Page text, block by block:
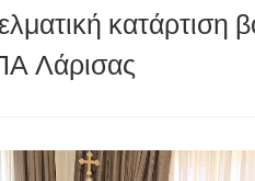
κατάρτιση
Λάρισας